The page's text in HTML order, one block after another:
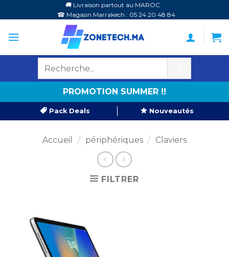
au
contenu
🚚 Livraison partout au MAROC
☎ Magasin Marrakech : 05 24 20 48 84
PROMOTION SUMMER !!
Pack Deals Nouveautés
Accueil / périphériques / Claviers
FILTRER